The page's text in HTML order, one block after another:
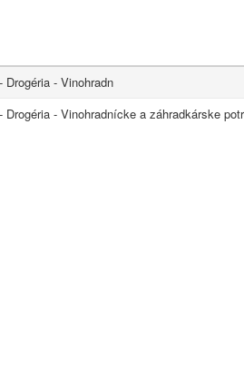
Drogéria - Vinohradn
Drogéria - Vinohradnícke a záhradkárske